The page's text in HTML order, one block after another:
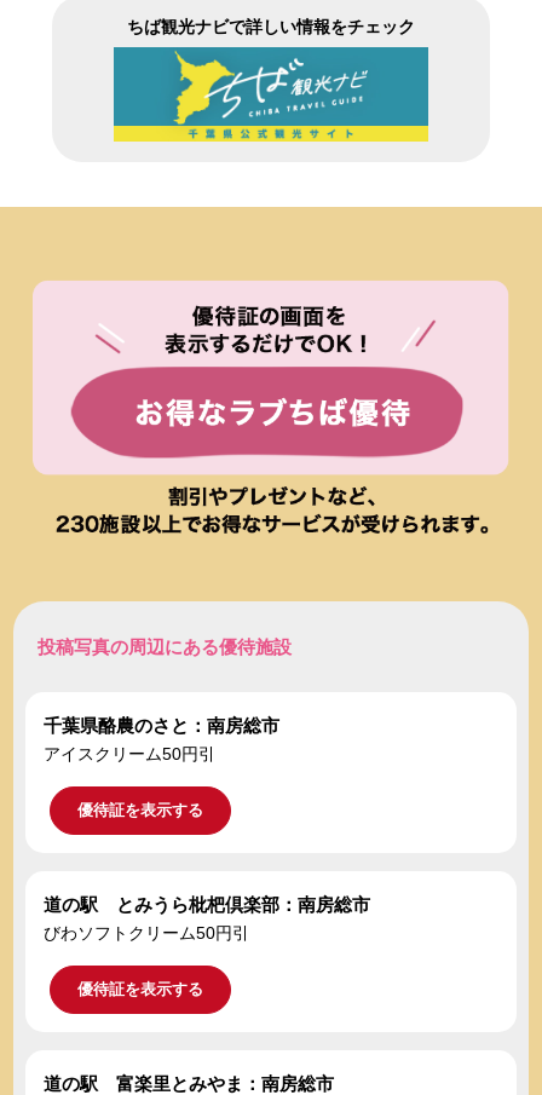
ちば観光ナビで詳しい情報をチェック
投稿写真の周辺にある優待施設
千葉県酪農のさと：南房総市
アイスクリーム50円引
優待証を表示する
道の駅 とみうら枇杷倶楽部：南房総市
びわソフトクリーム50円引
優待証を表示する
道の駅 富楽里とみやま：南房総市